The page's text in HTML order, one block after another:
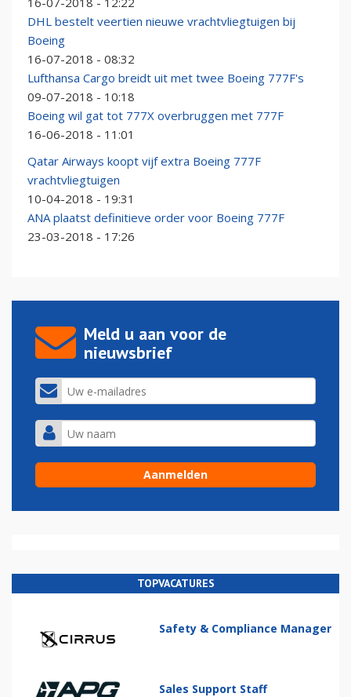
DHL bestelt veertien nieuwe vrachtvliegtuigen bij
Boeing
16-07-2018 - 08:32
Lufthansa Cargo breidt uit met twee Boeing 777F's
09-07-2018 - 10:18
Boeing wil gat tot 777X overbruggen met 777F
16-06-2018 - 11:01
Qatar Airways koopt vijf extra Boeing 777F
vrachtvliegtuigen
10-04-2018 - 19:31
ANA plaatst definitieve order voor Boeing 777F
23-03-2018 - 17:26
Meld u aan voor de
nieuwsbrief
TOPVACATURES
Safety & Compliance Manager
Sales Support Staff